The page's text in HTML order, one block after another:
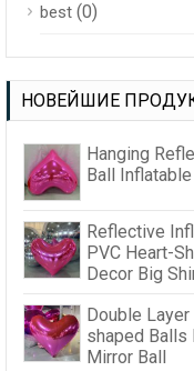
best (0)
НОВЕЙШИЕ
Hanging
Ball
Reflective
PVC Heart-
Decor Big
Double
shaped Balls
Mirror Ball